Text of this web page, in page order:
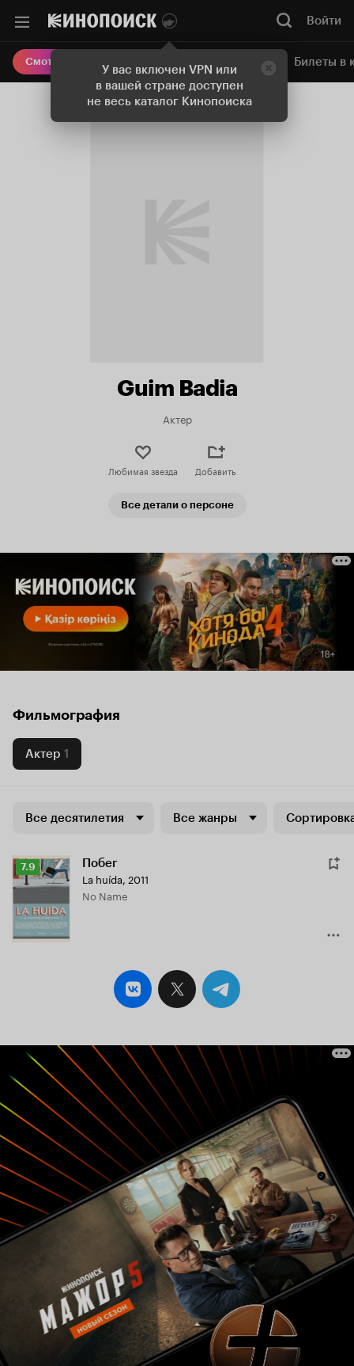
У вас включен VPN или
в вашей стране доступен
не весь каталог Кинопоиска
Войти
Смотреть кино Онлайн-кинотеатр Билеты в
Guim Badia
Актер
Любимая звезда Добавить
Все детали о персоне
Фильмография
Актер 1
Все десятилетия Все жанры
Рейтинг
Кинопоиска
7.9 Побег
La huída, 2011
No Name